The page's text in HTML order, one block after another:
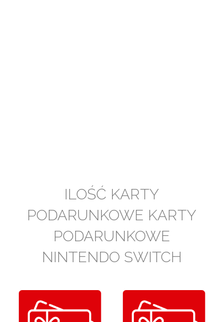
ILOŚĆ KARTY
PODARUNKOWE KARTY
PODARUNKOWE
NINTENDO SWITCH